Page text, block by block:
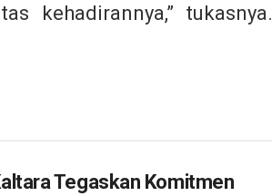
kehadirannya,” tukasnya.
Tegaskan Komitmen